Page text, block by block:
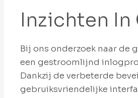
Inzichten
Bij ons onderzoek naar de
een gestroomlijnd
Dankzij de verbeterde
gebruiksvriendelijke